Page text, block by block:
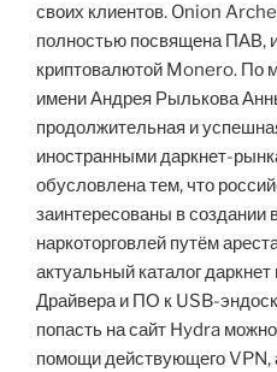
своих клиентов. Onion
полностью посвящена ПАВ,
криптовалютой Monero. По
имени Андрея Рылькова
продолжительная и
иностранными даркнет-
обусловлена тем, что
заинтересованы в создании
наркоторговлей путём
актуальный каталог
Драйвера и ПО к USB-
попасть на сайт Hydra
помощи действующего VPN,